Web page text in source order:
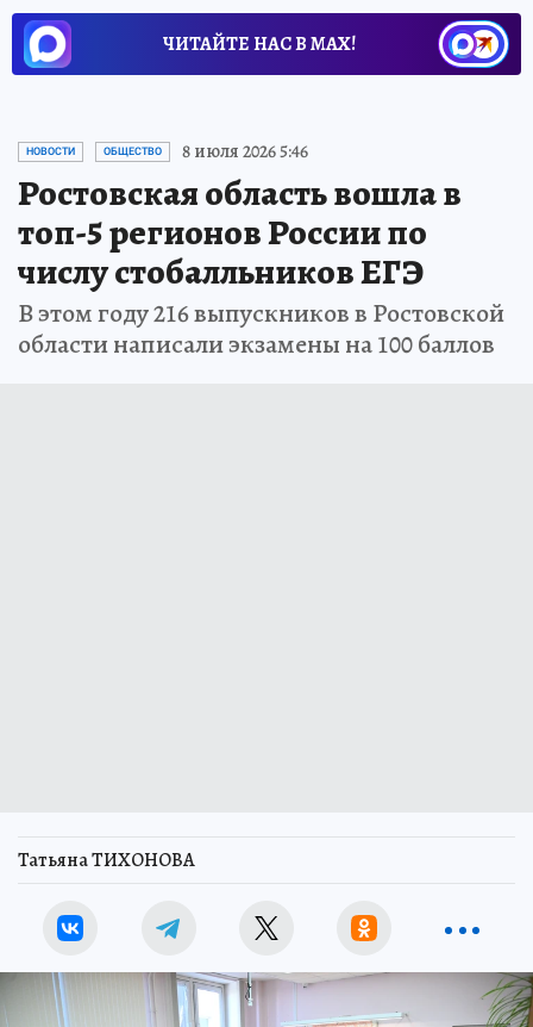
ЧИТАЙТЕ НАС В МАХ!
НОВОСТИ ОБЩЕСТВО 8 июля 2026 5:46
Ростовская область вошла в
топ-5 регионов России по
числу стобалльников ЕГЭ
В этом году 216 выпускников в Ростовской
области написали экзамены на 100 баллов
Татьяна ТИХОНОВА